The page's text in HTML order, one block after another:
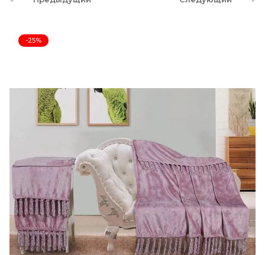
-25%